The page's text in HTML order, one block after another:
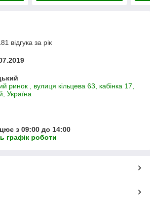
відгука за рік
ринок , вулиця кільцева 63, кабінка 17,
Україна
з 09:00 до 14:00
графік роботи